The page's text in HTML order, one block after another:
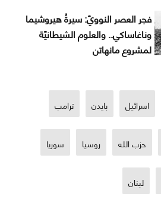
فجر العصر النوويّ: سيرةُ هيروشيما
وناغاساكي.. والعلوم الشيطانيّة
لمشروع مانهاتن
اسرائيل بايدن ترامب
حزب الله روسيا سوريا
لبنان